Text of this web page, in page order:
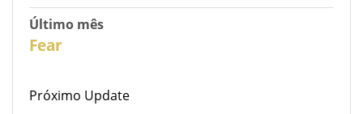
Último mês
Fear
Próximo Update